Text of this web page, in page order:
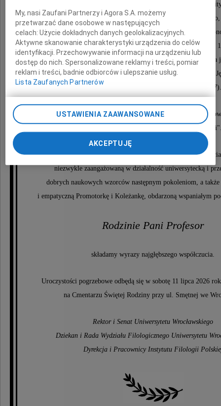
szczególne miejsce zajmują rozprawy poświęcone językowi
a także znakomite, pionierskie analizy dyskursu
społecznej, języka reklamy i mediów. Jest m.in. autorką
zohydza, ze czci odziera. Język propagandy politycznej w prasie
Słowa na wolności. Język polityki po 1989 roku (2001), Agresja
publicznym. Leksykon inwektyw politycznych 1918 2000 (2007),
Od Wielkiego Proletariatu do końca PRL (2017).
Z Jej inspiracji powstało wiele przedsięwzięć
w tym seria wydawnicza "Oblicza
Zapamiętamy Ją jako znakomitą uczoną i organizatorkę
niezwykle zaangażowaną w działalność uniwersytecką i
dobrych naukowych wzorców następnym pokoleniom, a
i empatyczną Promotorkę i Koleżankę, obdarzoną wspaniałym
Rodzinie Pani Profesor
składamy wyrazy najgłębszego współczucia.
Uroczystości pogrzebowe odbędą się w sobotę 11 lipca 2026
na Cmentarzu Świętej Rodziny przy ul. Smętnej we
Rektor i Senat Uniwersytetu Wrocławskiego
Dziekan i Rada Wydziału Filologicznego Uniwersytetu
Dyrekcja i Pracownicy Instytutu Filologii
My, nasi Zaufani Partnerzy i Agora S.A. możemy
przetwarzać dane osobowe w następujących
celach:Użycie dokładnych danych geolokalizacyjnych.
Aktywne skanowanie charakterystyki urządzenia do celów
identyfikacji. Przechowywanie informacji na urządzeniu lub
dostęp do nich. Spersonalizowane reklamy i treści, pomiar
reklam i treści, badnie odbiorców i ulepszanie usług.
Lista Zaufanych Partnerów
USTAWIENIA ZAAWANSOWANE
AKCEPTUJĘ